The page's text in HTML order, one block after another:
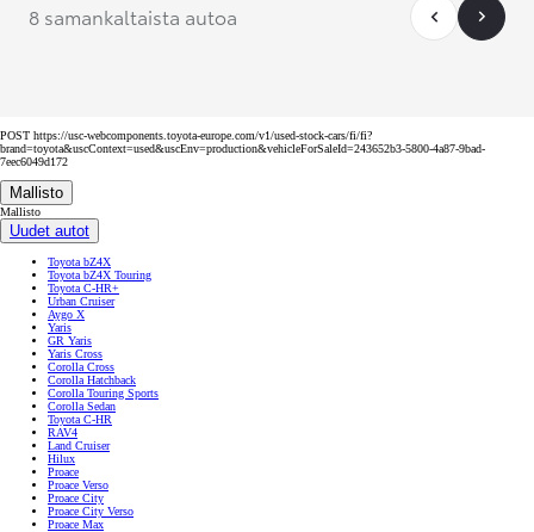
8 samankaltaista autoa
POST https://usc-webcomponents.toyota-europe.com/v1/used-stock-cars/fi/fi?
brand=toyota&uscContext=used&uscEnv=production&vehicleForSaleId=243652b3-5800-4a87-9bad-
7eec6049d172
Mallisto
Mallisto
Uudet autot
Toyota bZ4X
Toyota bZ4X Touring
Toyota C-HR+
Urban Cruiser
Aygo X
Yaris
GR Yaris
Yaris Cross
Corolla Cross
Corolla Hatchback
Corolla Touring Sports
Corolla Sedan
Toyota C-HR
RAV4
Land Cruiser
Hilux
Proace
Proace Verso
Proace City
Proace City Verso
Proace Max